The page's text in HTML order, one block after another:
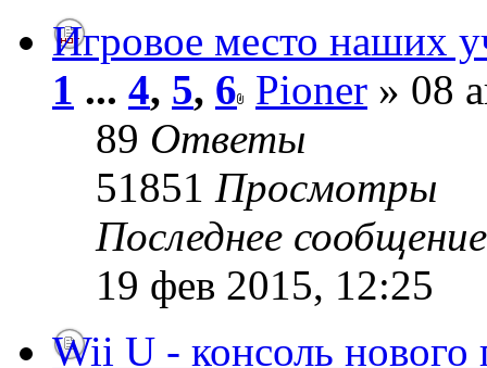
Игровое место наших
1 ... 4, 5, 6 Pioner » 08
89 Ответы
51851 Просмотры
Последнее
19 фев 2015, 12:25
Wii U - консоль нового